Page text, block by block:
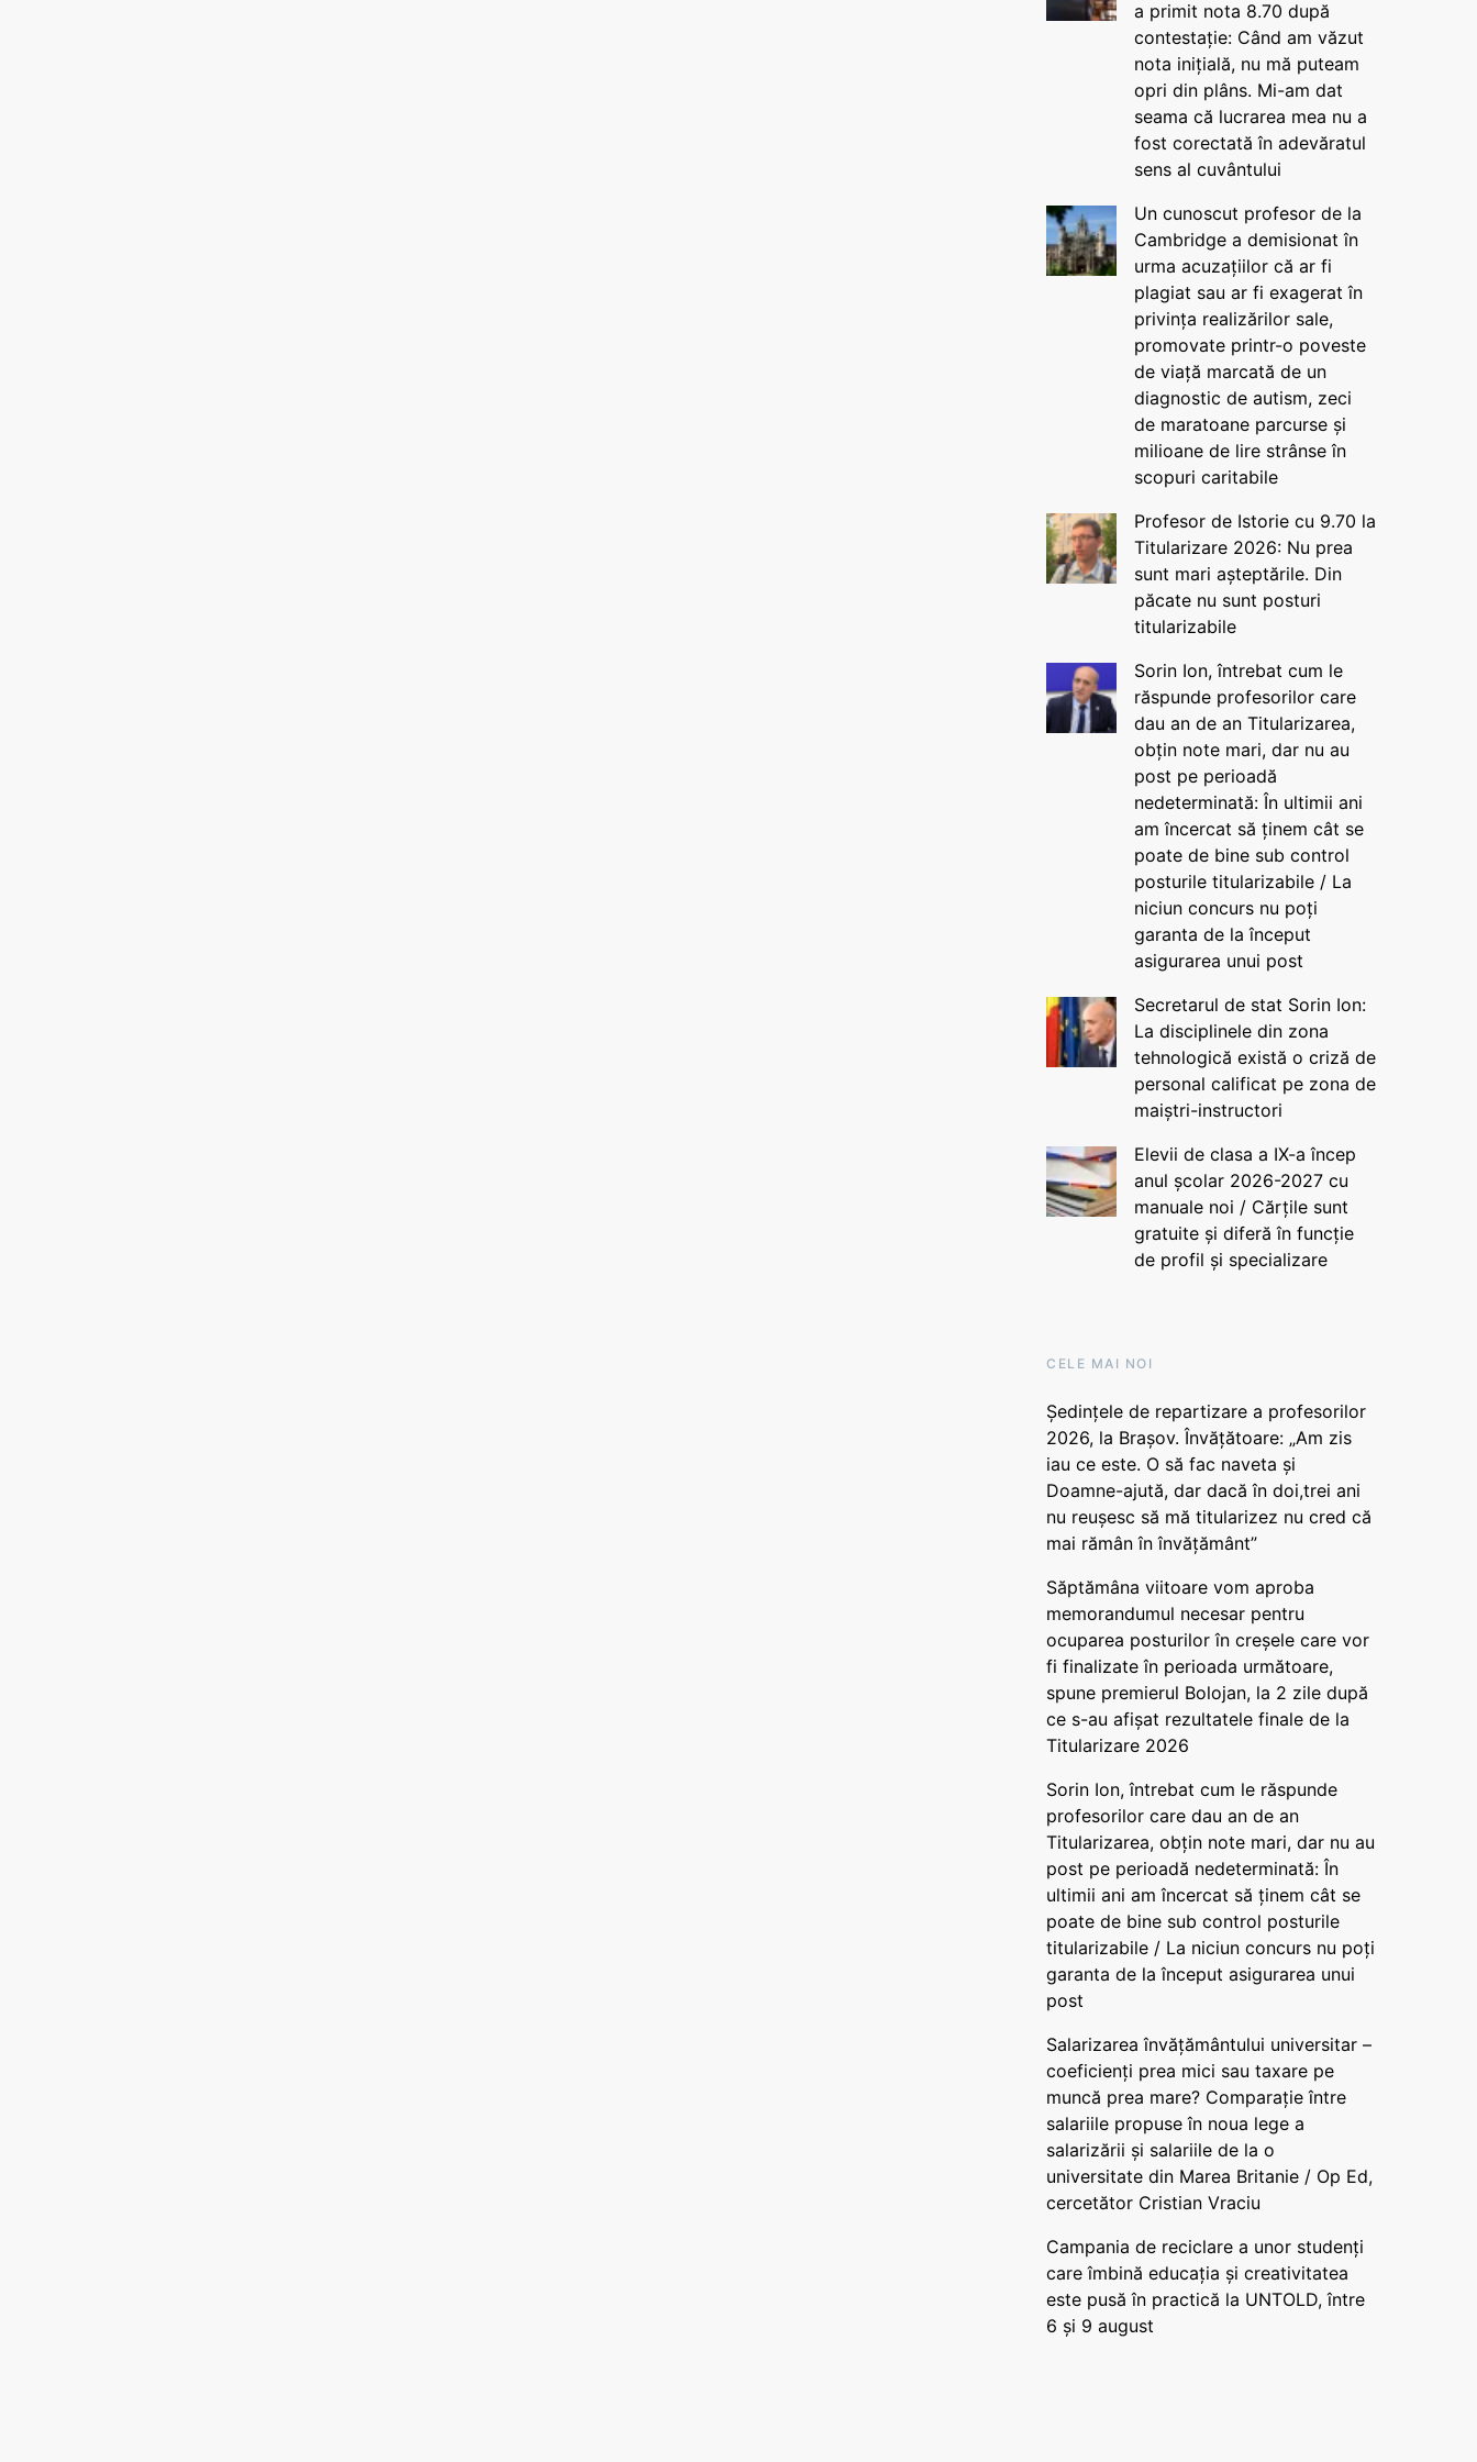
a primit nota 8.70 după
contestație: Când am văzut
nota inițială, nu mă puteam
opri din plâns. Mi-am dat
seama că lucrarea mea nu a
fost corectată în adevăratul
sens al cuvântului
Un cunoscut profesor de la
Cambridge a demisionat în
urma acuzațiilor că ar fi
plagiat sau ar fi exagerat în
privința realizărilor sale,
promovate printr-o poveste
de viață marcată de un
diagnostic de autism, zeci
de maratoane parcurse și
milioane de lire strânse în
scopuri caritabile
Profesor de Istorie cu 9.70 la
Titularizare 2026: Nu prea
sunt mari așteptările. Din
păcate nu sunt posturi
titularizabile
Sorin Ion, întrebat cum le
răspunde profesorilor care
dau an de an Titularizarea,
obțin note mari, dar nu au
post pe perioadă
nedeterminată: În ultimii ani
am încercat să ținem cât se
poate de bine sub control
posturile titularizabile / La
niciun concurs nu poți
garanta de la început
asigurarea unui post
Secretarul de stat Sorin Ion:
La disciplinele din zona
tehnologică există o criză de
personal calificat pe zona de
maiștri-instructori
Elevii de clasa a IX-a încep
anul școlar 2026-2027 cu
manuale noi / Cărțile sunt
gratuite și diferă în funcție
de profil și specializare
CELE MAI NOI
Ședințele de repartizare a profesorilor
2026, la Brașov. Învățătoare: „Am zis
iau ce este. O să fac naveta și
Doamne-ajută, dar dacă în doi,trei ani
nu reușesc să mă titularizez nu cred că
mai rămân în învățământ”
Săptămâna viitoare vom aproba
memorandumul necesar pentru
ocuparea posturilor în creșele care vor
fi finalizate în perioada următoare,
spune premierul Bolojan, la 2 zile după
ce s-au afișat rezultatele finale de la
Titularizare 2026
Sorin Ion, întrebat cum le răspunde
profesorilor care dau an de an
Titularizarea, obțin note mari, dar nu au
post pe perioadă nedeterminată: În
ultimii ani am încercat să ținem cât se
poate de bine sub control posturile
titularizabile / La niciun concurs nu poți
garanta de la început asigurarea unui
post
Salarizarea învățământului universitar –
coeficienți prea mici sau taxare pe
muncă prea mare? Comparație între
salariile propuse în noua lege a
salarizării și salariile de la o
universitate din Marea Britanie / Op Ed,
cercetător Cristian Vraciu
Campania de reciclare a unor studenți
care îmbină educația și creativitatea
este pusă în practică la UNTOLD, între
6 și 9 august